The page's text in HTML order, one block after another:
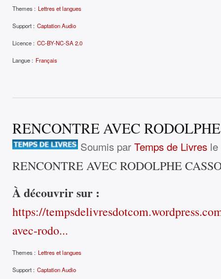
Themes : Lettres et langues
Support : Captation Audio
Licence : CC-BY-NC-SA 2.0
Langue : Français
RENCONTRE AVEC
Soumis parTemps de Livres
RENCONTRE AVEC RODOLPHE
À découvrir sur :
https://
avec-rodo...
Themes : Lettres et langues
Support : Captation Audio